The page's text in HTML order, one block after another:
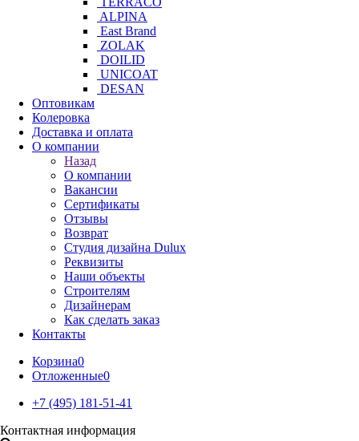
ALPINA
East Brand
ZOLAK
DOILID
UNICOAT
DESAN
Оптовикам
Колеровка
Доставка и оплата
О компании
Назад
О компании
Вакансии
Сертификаты
Отзывы
Возврат
Студия дизайна Dulux
Реквизиты
Наши объекты
Строителям
Дизайнерам
Как сделать заказ
Контакты
Корзина0
Отложенные0
+7 (495) 181-51-41
Контактная информация